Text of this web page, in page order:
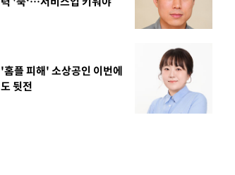
오세훈 서울시
환경 점검
'홈플 피해' 소상공인 이번에
도 뒷전